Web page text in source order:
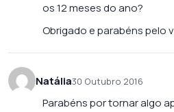
os 12 meses do ano?
Obrigado e parabéns pelo
Natália30 Outubro 2016
Parabéns por tornar algo